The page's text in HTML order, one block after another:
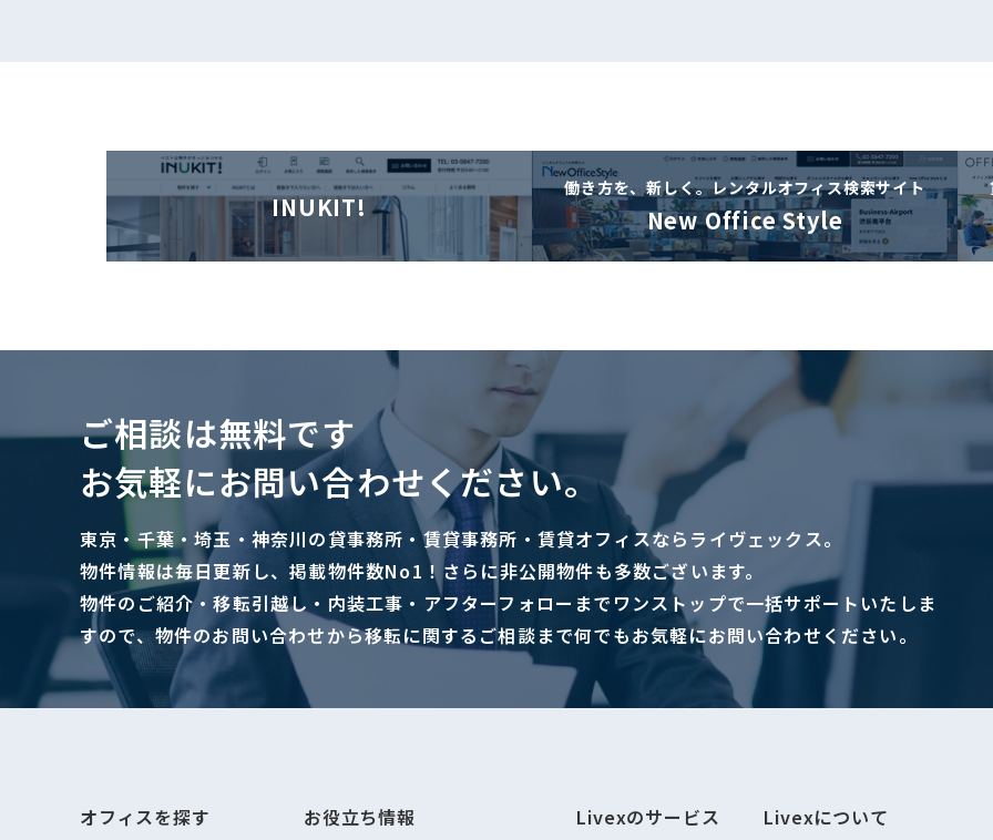
INUKIT!
働き方を、新しく。レンタルオフィス検索サイト
New Office Style
ご相談は無料です
お気軽にお問い合わせください。
東京・千葉・埼玉・神奈川の貸事務所・賃貸事務所・賃貸オフィスならライヴェックス。
物件情報は毎日更新し、掲載物件数No1！さらに非公開物件も多数ございます。
物件のご紹介・移転引越し・内装工事・アフターフォローまでワンストップで一括サポートいたしま
すので、物件のお問い合わせから移転に関するご相談まで何でもお気軽にお問い合わせください。
オフィスを探す お役立ち情報 Livexのサービス Livexについて